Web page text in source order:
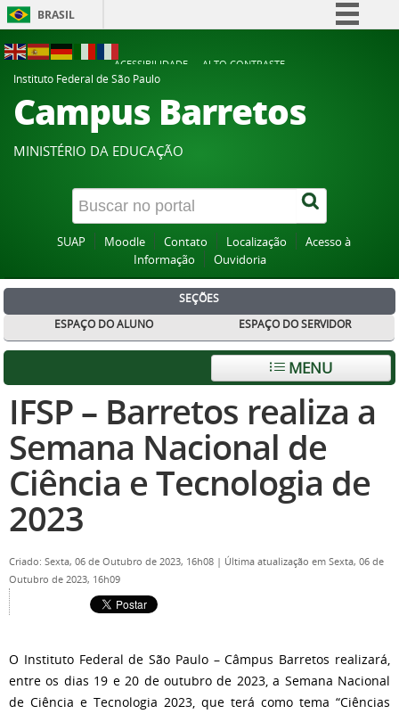
BRASIL
Participe
Acesso à informação
Canais
ACESSIBILIDADE
ALTO CONTRASTE
Instituto Federal de São Paulo
Campus Barretos
MINISTÉRIO DA EDUCAÇÃO
SUAP Moodle Contato Localização
Acesso à
Informação
Ouvidoria
SEÇÕES
ESPAÇO DO ALUNO
ESPAÇO DO SERVIDOR
MENU
IFSP – Barretos realiza a
Semana Nacional de
Ciência e Tecnologia de
2023
Criado: Sexta, 06 de Outubro de 2023, 16h08 | Última atualização em Sexta, 06 de
Outubro de 2023, 16h09
O Instituto Federal de São Paulo – Câmpus Barretos realizará,
entre os dias 19 e 20 de outubro de 2023, a Semana Nacional
de Ciência e Tecnologia 2023, que terá como tema “Ciências